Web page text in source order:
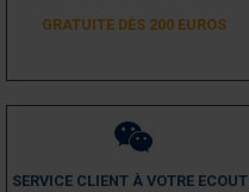
GRATUITE DÈS 200 EUROS
SERVICE CLIENT À VOTRE